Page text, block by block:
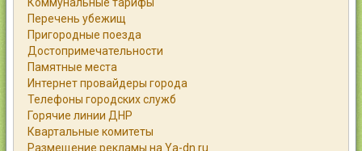
Каталог
Справочник
Работа
Объявления
Помощь
Перечень убежищ
Пригородные поезда
Достопримечательности
Памятные места
Интернет провайдеры города
Телефоны городских служб
Горячие линии ДНР
Квартальные комитеты
Размещение рекламы на Ya-dn.ru